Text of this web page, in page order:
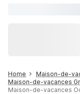
Home
Maison-de-
Maison-de-vacances
Maison-de-vacances